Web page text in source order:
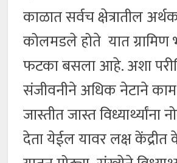
काळात सर्वच क्षेत्रातील
कोलमडले होते यात ग्रामिण
फटका बसला आहे. अशा
संजीवनीने अधिक नेटाने
जास्तीत जास्त विध्यार्थ्यांना
देता येईल यावर लक्ष